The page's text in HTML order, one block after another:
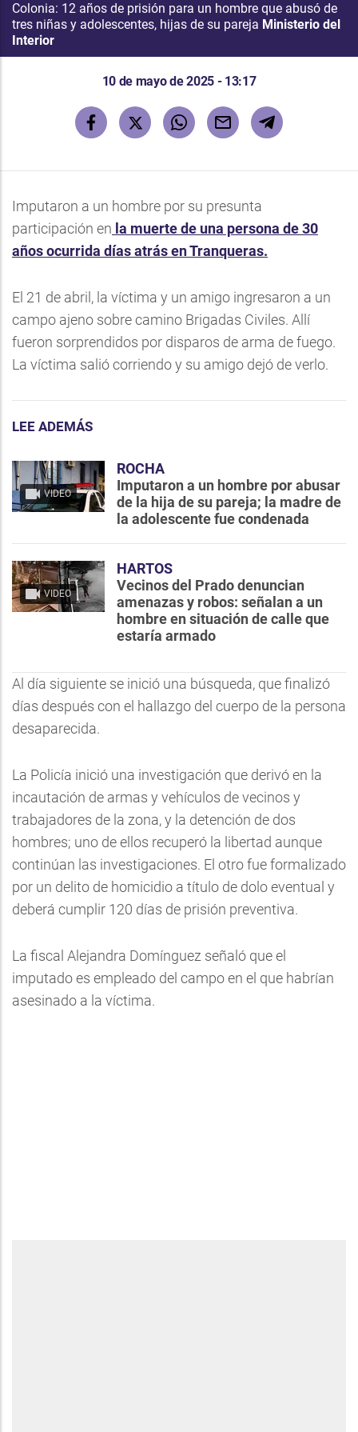
Colonia: 12 años de prisión para un hombre que abusó de
tres niñas y adolescentes, hijas de su pareja Ministerio del
Interior
10 de mayo de 2025 - 13:17
Imputaron a un hombre por su presunta
participación en la muerte de una persona de 30
años ocurrida días atrás en Tranqueras.
El 21 de abril, la víctima y un amigo ingresaron a un
campo ajeno sobre camino Brigadas Civiles. Allí
fueron sorprendidos por disparos de arma de fuego.
La víctima salió corriendo y su amigo dejó de verlo.
LEE ADEMÁS
VIDEO
ROCHA
Imputaron a un hombre por abusar
de la hija de su pareja; la madre de
la adolescente fue condenada
VIDEO
HARTOS
Vecinos del Prado denuncian
amenazas y robos: señalan a un
hombre en situación de calle que
estaría armado
Al día siguiente se inició una búsqueda, que finalizó
días después con el hallazgo del cuerpo de la persona
desaparecida.
La Policía inició una investigación que derivó en la
incautación de armas y vehículos de vecinos y
trabajadores de la zona, y la detención de dos
hombres; uno de ellos recuperó la libertad aunque
continúan las investigaciones. El otro fue formalizado
por un delito de homicidio a título de dolo eventual y
deberá cumplir 120 días de prisión preventiva.
La fiscal Alejandra Domínguez señaló que el
imputado es empleado del campo en el que habrían
asesinado a la víctima.